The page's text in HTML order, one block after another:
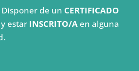
de un CERTIFICADO
y estar INSCRITO/Aen alguna